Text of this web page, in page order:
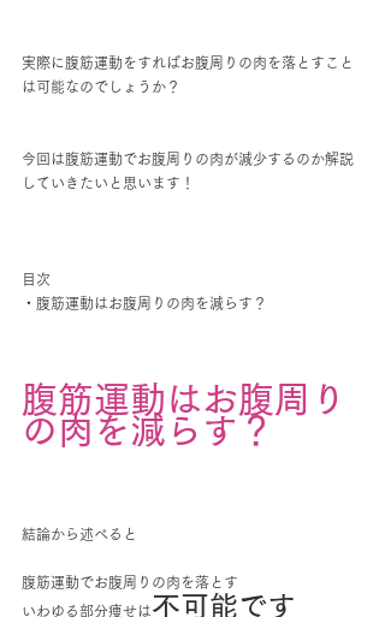
実際に腹筋運動をすればお腹周りの肉を落とすこと
は可能なのでしょうか？
今回は腹筋運動でお腹周りの肉が減少するのか解説
していきたいと思います！
目次
・腹筋運動はお腹周りの肉を減らす？
腹筋運動はお腹周り
の肉を減らす？
結論から述べると
腹筋運動でお腹周りの肉を落とす
いわゆる部分痩せは不可能です